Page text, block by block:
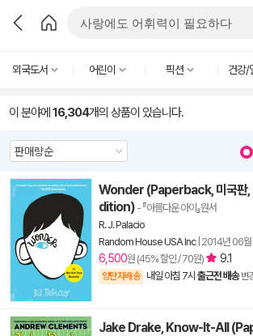
외국도서 어린이 픽션 건강/
이 분야에 16,304개의 상품이 있습니다.
Wonder (Paperback, 미국판
dition) - 『아름다운 아이』원서
R. J. Palacio
Random House USA Inc| 2014년 06월
6,500원 (45% 할인 / 70원) 9.1
양탄자배송 내일 아침 7시 출근전 배송 변
Jake Drake, Know-It-All